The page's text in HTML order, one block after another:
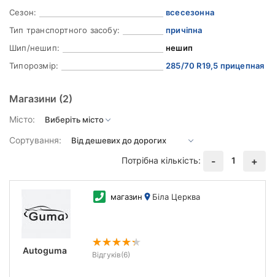
Сезон:
всесезонна
Тип транспортного засобу:
причіпна
Шип/нешип:
нешип
Типорозмір:
285/70 R19,5 прицепная
Магазини (2)
Місто:
Сортування:
Потрібна кількість:
- 1 +
Autoguma
магазин Біла Церква
Відгуків(6)